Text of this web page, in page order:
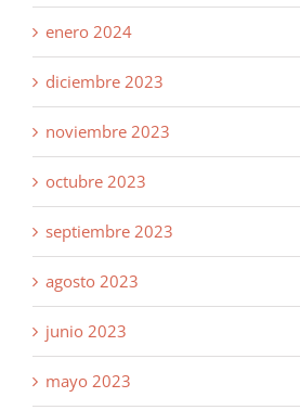
enero 2024
diciembre 2023
noviembre 2023
octubre 2023
septiembre 2023
agosto 2023
junio 2023
mayo 2023